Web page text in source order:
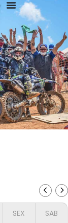
SEX SAB